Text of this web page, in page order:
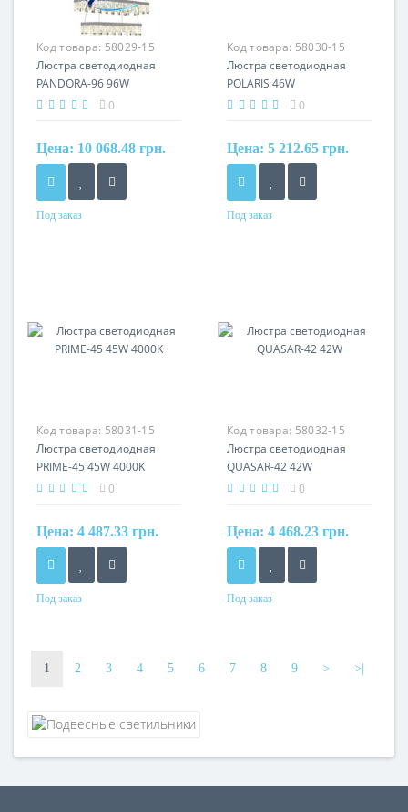
Код товара: 58029-15
Люстра светодиодная
PANDORA-96 96W
0
Цена: 10 068.48 грн.
Под заказ
Код товара: 58030-15
Люстра светодиодная
POLARIS 46W
0
Цена: 5 212.65 грн.
Под заказ
Код товара: 58031-15
Люстра светодиодная
PRIME-45 45W 4000K
0
Цена: 4 487.33 грн.
Под заказ
Код товара: 58032-15
Люстра светодиодная
QUASAR-42 42W
0
Цена: 4 468.23 грн.
Под заказ
1 2 3 4 5 6 7 8 9 > >|